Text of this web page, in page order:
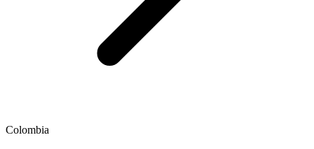
Colombia